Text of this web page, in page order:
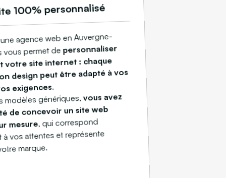
100% personnalisé
agence web en Auvergne-
vous permet de personnaliser
votre site internet : chaque
design peut être adapté à vos
exigences.
modèles génériques,vous avez
de concevoir un site web
mesure, qui correspond
à vos attentes et représente
marque.